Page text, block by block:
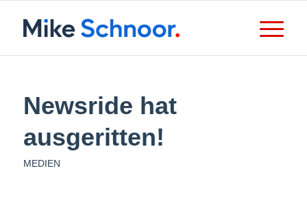
Newsride hat
ausgeritten!
MEDIEN